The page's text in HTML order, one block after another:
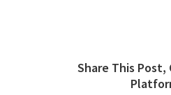
Share This Post,